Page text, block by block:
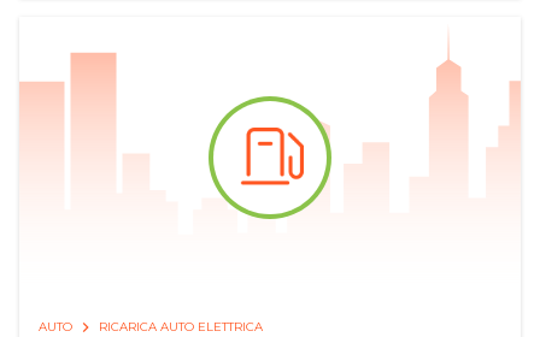
AUTO RICARICA AUTO ELETTRICA